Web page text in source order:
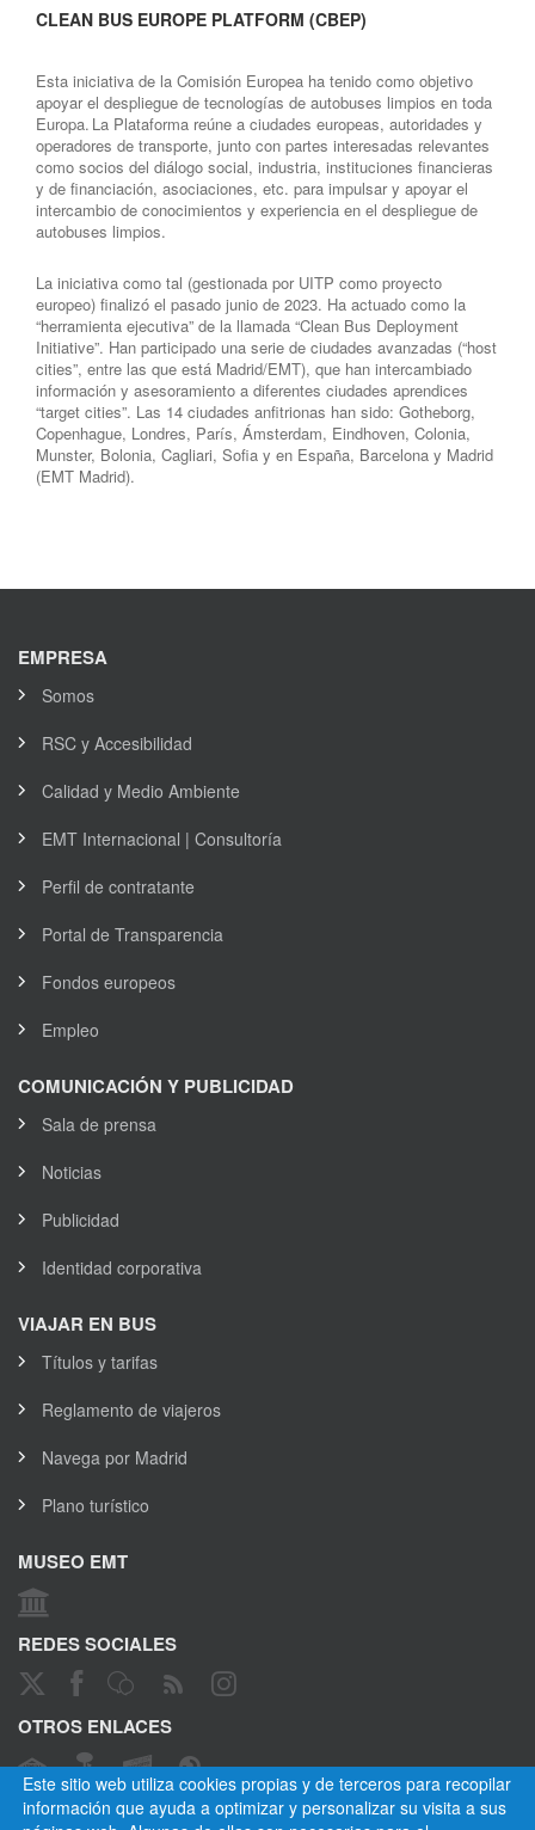
CLEAN BUS EUROPE PLATFORM (CBEP)
Esta iniciativa de la Comisión Europea ha tenido como objetivo
apoyar el despliegue de tecnologías de autobuses limpios en toda
Europa. La Plataforma reúne a ciudades europeas, autoridades y
operadores de transporte, junto con partes interesadas relevantes
como socios del diálogo social, industria, instituciones financieras
y de financiación, asociaciones, etc. para impulsar y apoyar el
intercambio de conocimientos y experiencia en el despliegue de
autobuses limpios.
La iniciativa como tal (gestionada por UITP como proyecto
europeo) finalizó el pasado junio de 2023. Ha actuado como la
“herramienta ejecutiva” de la llamada “Clean Bus Deployment
Initiative”. Han participado una serie de ciudades avanzadas (“host
cities”, entre las que está Madrid/EMT), que han intercambiado
información y asesoramiento a diferentes ciudades aprendices
“target cities”. Las 14 ciudades anfitrionas han sido: Gotheborg,
Copenhague, Londres, París, Ámsterdam, Eindhoven, Colonia,
Munster, Bolonia, Cagliari, Sofia y en España, Barcelona y Madrid
(EMT Madrid).
Este sitio web utiliza cookies propias y de terceros para recopilar
información que ayuda a optimizar y personalizar su visita a sus
EMPRESA
Somos
RSC y Accesibilidad
Calidad y Medio Ambiente
EMT Internacional | Consultoría
Perfil de contratante
Portal de Transparencia
Fondos europeos
Empleo
COMUNICACIÓN Y PUBLICIDAD
Sala de prensa
Noticias
Publicidad
Identidad corporativa
VIAJAR EN BUS
Títulos y tarifas
Reglamento de viajeros
Navega por Madrid
Plano turístico
MUSEO EMT
REDES SOCIALES
OTROS ENLACES